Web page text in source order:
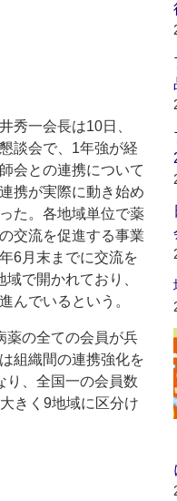
秀一会長は10日、
談会で、1年強が経
会との連携について
携が実際に動き始め
た。各地域単位で薬
交流を促進する事業
6月末までに交流を
で開かれており、
んでいるという。
の全ての会員が兵
組織間の連携強化を
り、全国一の会員数
きく9地域に区分け